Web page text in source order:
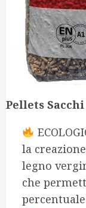
Pellets Sacchi
la
legno
che